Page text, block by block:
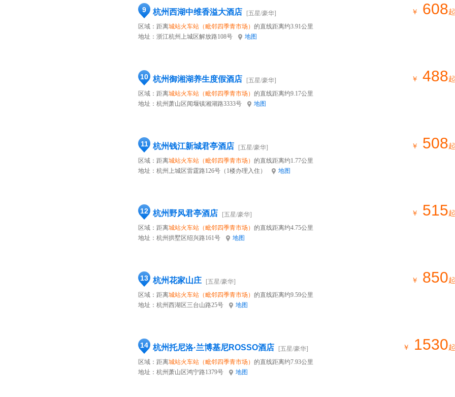
9 杭州西湖中维香溢大酒店
[五星/豪华]
区域：距离城站火车站（毗邻四季青市场） 的直线距离约3.91公里
地址： 浙江杭州上城区解放路108号 地图
￥ 608起
10 杭州御湘湖养生度假酒店
[五星/豪华]
区域：距离城站火车站（毗邻四季青市场） 的直线距离约9.17公里
地址： 杭州萧山区闻堰镇湘湖路3333号 地图
￥ 488起
11 杭州钱江新城君亭酒店
[五星/豪华]
区域：距离城站火车站（毗邻四季青市场） 的直线距离约1.77公里
地址： 杭州上城区雷霆路126号（1楼办理入住） 地图
￥ 508起
12 杭州野风君亭酒店
[五星/豪华]
区域：距离城站火车站（毗邻四季青市场） 的直线距离约4.75公里
地址： 杭州拱墅区绍兴路161号 地图
￥ 515起
13 杭州花家山庄
[五星/豪华]
区域：距离城站火车站（毗邻四季青市场） 的直线距离约9.59公里
地址： 杭州西湖区三台山路25号 地图
￥ 850起
14 杭州托尼洛·兰博基尼ROSSO酒店
[五星/豪华]
区域：距离城站火车站（毗邻四季青市场） 的直线距离约7.93公里
地址： 杭州萧山区鸿宁路1379号 地图
￥ 1530起